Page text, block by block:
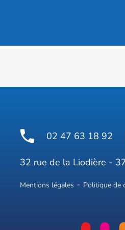
02 47 63 18 92
32 rue de la Liodière -
Mentions légales Politique de